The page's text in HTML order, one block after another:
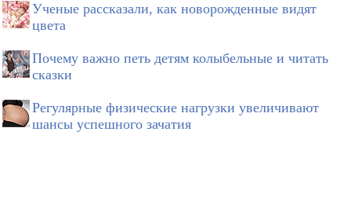
Ученые рассказали, как новорожденные видят
цвета
Почему важно петь детям колыбельные и читать
сказки
Регулярные физические нагрузки увеличивают
шансы успешного зачатия